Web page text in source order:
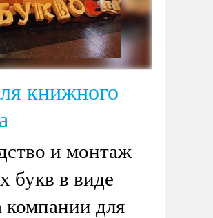
книжного
и монтаж
букв в виде
компании для